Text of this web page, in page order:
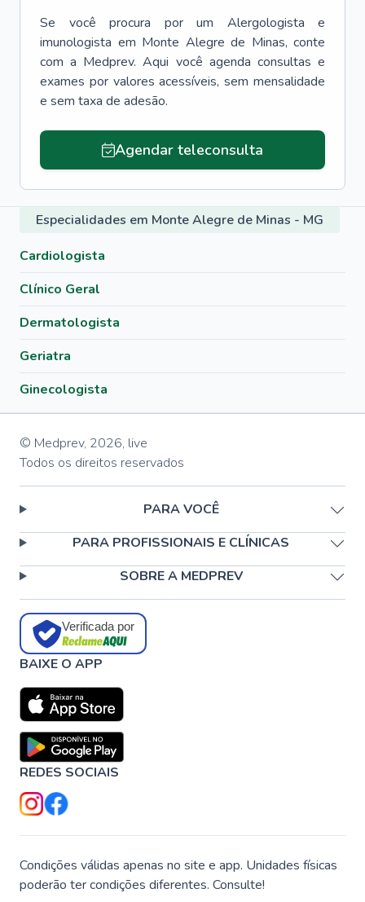
Se você procura por um
Alergologista e
imunologista em Monte Alegre de Minas, conte
com a Medprev. Aqui você agenda consultas e
exames por valores acessíveis, sem mensalidade
e sem taxa de adesão.
Agendar teleconsulta
Especialidades em Monte Alegre de Minas - MG
Cardiologista
Clínico Geral
Dermatologista
Geriatra
Ginecologista
© Medprev, 2026, live
Todos os direitos reservados
PARA VOCÊ
PARA PROFISSIONAIS E CLÍNICAS
SOBRE A MEDPREV
Verificada por
BAIXE O APP
REDES SOCIAIS
Condições válidas apenas no site e app. Unidades físicas
poderão ter condições diferentes. Consulte!